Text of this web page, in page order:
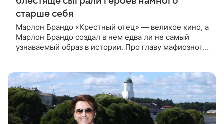
старше себя
Марлон Брандо «Крестный отец» — великое кино, а
Марлон Брандо создал в нем едва ли не самый
узнаваемый образ в истории. Про главу мафиозного